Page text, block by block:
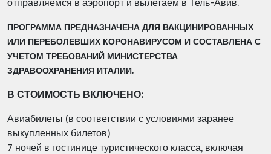
отправляемся в аэропорт и вылетаем в Тель-Авив.
ПРОГРАММА ПРЕДНАЗНАЧЕНА ДЛЯ ВАКЦИНИРОВАННЫХ
ИЛИ ПЕРЕБОЛЕВШИХ КОРОНАВИРУСОМ И СОСТАВЛЕНА С
УЧЕТОМ ТРЕБОВАНИЙ МИНИСТЕРСТВА
ЗДРАВООХРАНЕНИЯ ИТАЛИИ.
В СТОИМОСТЬ ВКЛЮЧЕНО:
Авиабилеты (в соответствии с условиями заранее
выкупленных билетов)
7 ночей в гостинице туристического класса, включая